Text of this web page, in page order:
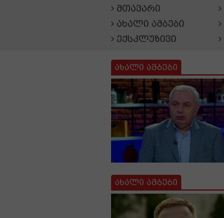
მთავარი
ახალი ამბები
ექსკლუზივი
ახალი ამბები
ახალი ამბები